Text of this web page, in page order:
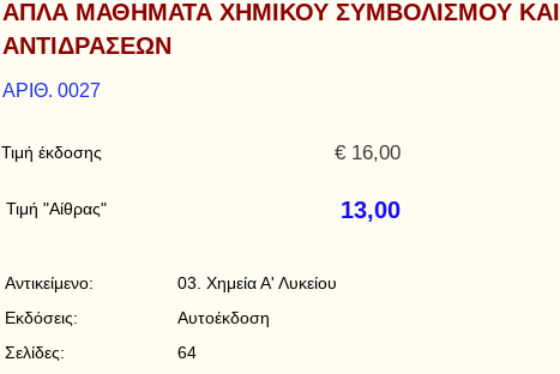
ΑΠΛΑ ΜΑΘΗΜΑΤΑ ΧΗΜΙΚΟΥ ΣΥΜΒΟΛΙΣΜΟΥ ΚΑΙ
ΑΝΤΙΔΡΑΣΕΩΝ
ΑΡΙΘ. 0027
Τιμή έκδοσης € 16,00
13,00
Τιμή "Αίθρας"
Αντικείμενο:
Εκδόσεις:
Σελίδες:
03. Χημεία Α' Λυκείου
Αυτοέκδοση
64